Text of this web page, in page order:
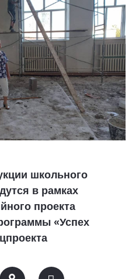
школьного
в рамках
проекта
«Успех